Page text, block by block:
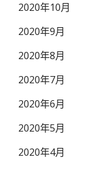
2020年10月
2020年9月
2020年8月
2020年7月
2020年6月
2020年5月
2020年4月